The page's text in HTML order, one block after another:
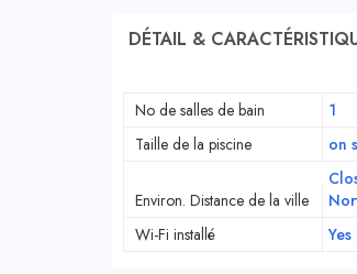
DÉTAIL &
No de salles de bain 1
Taille de la piscine
on
Environ. Distance de la ville
Wi-Fi installé
Yes